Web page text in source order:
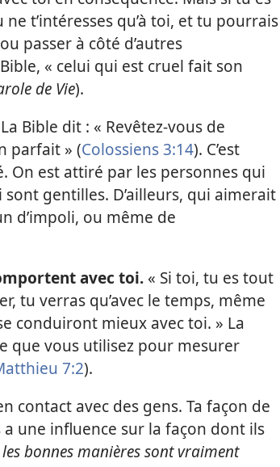
t’intéresses qu’à toi, et tu pourrais
passer à côté d’autres
« celui qui est cruel fait son
de Vie).
Bible dit : « Revêtez-vous de
parfait » (Colossiens 3:14). C’est
On est attiré par les personnes qui
gentilles. D’ailleurs, qui aimerait
d’impoli, ou même de
avec toi.« Si toi, tu es tout
tu verras qu’avec le temps, même
conduiront mieux avec toi. » La
que vous utilisez pour mesurer
7:2).
contact avec des gens. Ta façon de
une influence sur la façon dont ils
les bonnes manières sont vraiment